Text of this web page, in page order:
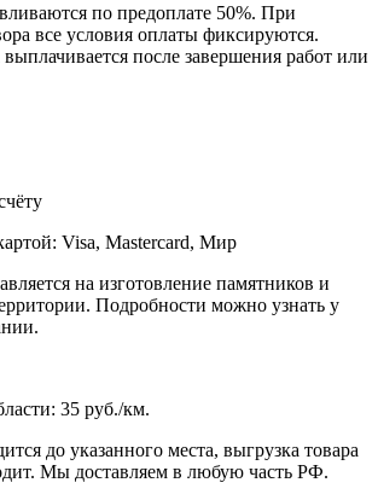
по предоплате 50%. При
все условия оплаты фиксируются.
после завершения работ или
Visa, Mastercard, Мир
на изготовление памятников и
Подробности можно узнать у
35 руб./км.
до указанного места, выгрузка товара
Мы доставляем в любую часть РФ.